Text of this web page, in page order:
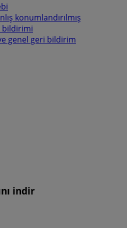
konumlandırılmış
bildirimi
genel geri bildirim
indir